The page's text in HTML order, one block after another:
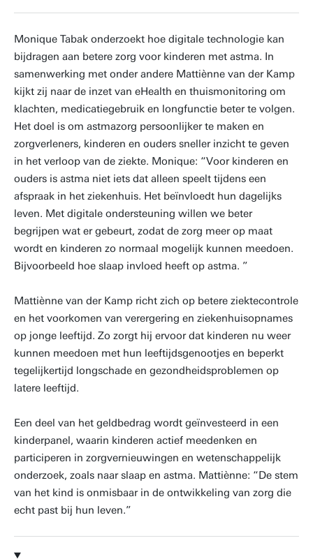
Monique Tabak onderzoekt hoe digitale technologie kan
bijdragen aan betere zorg voor kinderen met astma. In
samenwerking met onder andere Mattiènne van der Kamp
kijkt zij naar de inzet van eHealth en thuismonitoring om
klachten, medicatiegebruik en longfunctie beter te volgen.
Het doel is om astmazorg persoonlijker te maken en
zorgverleners, kinderen en ouders sneller inzicht te geven
in het verloop van de ziekte. Monique: “Voor kinderen en
ouders is astma niet iets dat alleen speelt tijdens een
afspraak in het ziekenhuis. Het beïnvloedt hun dagelijks
leven. Met digitale ondersteuning willen we beter
begrijpen wat er gebeurt, zodat de zorg meer op maat
wordt en kinderen zo normaal mogelijk kunnen meedoen.
Bijvoorbeeld hoe slaap invloed heeft op astma. ”
Mattiènne van der Kamp richt zich op betere ziektecontrole
en het voorkomen van verergering en ziekenhuisopnames
op jonge leeftijd. Zo zorgt hij ervoor dat kinderen nu weer
kunnen meedoen met hun leeftijdsgenootjes en beperkt
tegelijkertijd longschade en gezondheidsproblemen op
latere leeftijd.
Een deel van het geldbedrag wordt geïnvesteerd in een
kinderpanel, waarin kinderen actief meedenken en
participeren in zorgvernieuwingen en wetenschappelijk
onderzoek, zoals naar slaap en astma. Mattiènne: “De stem
van het kind is onmisbaar in de ontwikkeling van zorg die
echt past bij hun leven.”